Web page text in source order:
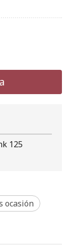
125
ocasión